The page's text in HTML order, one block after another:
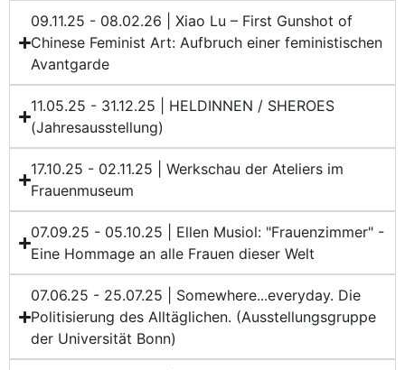
09.11.25 - 08.02.26 | Xiao Lu – First Gunshot of
Chinese Feminist Art: Aufbruch einer feministischen
Avantgarde
11.05.25 - 31.12.25 | HELDINNEN / SHEROES
(Jahresausstellung)
17.10.25 - 02.11.25 | Werkschau der Ateliers im
Frauenmuseum
07.09.25 - 05.10.25 | Ellen Musiol: "Frauenzimmer" -
Eine Hommage an alle Frauen dieser Welt
07.06.25 - 25.07.25 | Somewhere...everyday. Die
Politisierung des Alltäglichen. (Ausstellungsgruppe
der Universität Bonn)